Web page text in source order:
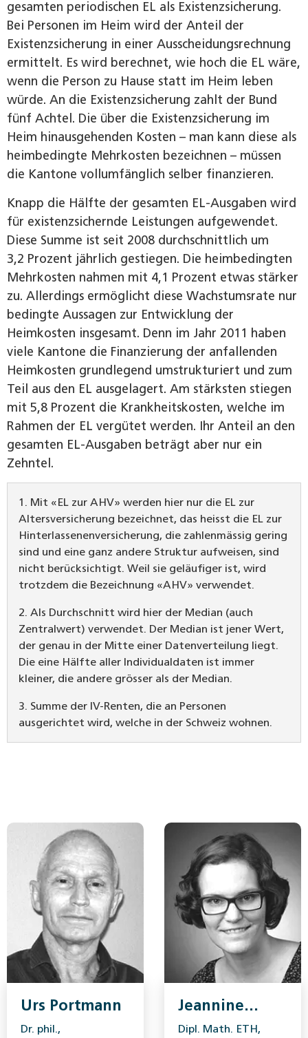
gesamten periodischen EL als Existenzsicherung.
Bei Personen im Heim wird der Anteil der
Existenzsicherung in einer Ausscheidungsrechnung
ermittelt. Es wird berechnet, wie hoch die EL wäre,
wenn die Person zu Hause statt im Heim leben
würde. An die Existenzsicherung zahlt der Bund
fünf Achtel. Die über die Existenzsicherung im
Heim hinausgehenden Kosten – man kann diese als
heimbedingte Mehrkosten bezeichnen – müssen
die Kantone vollumfänglich selber finanzieren.
Knapp die Hälfte der gesamten EL-Ausgaben wird
für existenzsichernde Leistungen aufgewendet.
Diese Summe ist seit 2008 durchschnittlich um
3,2 Prozent jährlich gestiegen. Die heimbedingten
Mehrkosten nahmen mit 4,1 Prozent etwas stärker
zu. Allerdings ermöglicht diese Wachstumsrate nur
bedingte Aussagen zur Entwicklung der
Heimkosten insgesamt. Denn im Jahr 2011 haben
viele Kantone die Finanzierung der anfallenden
Heimkosten grundlegend umstrukturiert und zum
Teil aus den EL ausgelagert. Am stärksten stiegen
mit 5,8 Prozent die Krankheitskosten, welche im
Rahmen der EL vergütet werden. Ihr Anteil an den
gesamten EL-Ausgaben beträgt aber nur ein
Zehntel.
1. Mit «EL zur AHV» werden hier nur die EL zur
Altersversicherung bezeichnet, das heisst die EL zur
Hinterlassenenversicherung, die zahlenmässig gering
sind und eine ganz andere Struktur aufweisen, sind
nicht berücksichtigt. Weil sie geläufiger ist, wird
trotzdem die Bezeichnung «AHV» verwendet.
2. Als Durchschnitt wird hier der Median (auch
Zentralwert) verwendet. Der Median ist jener Wert,
der genau in der Mitte einer Datenverteilung liegt.
Die eine Hälfte aller Individualdaten ist immer
kleiner, die andere grösser als der Median.
3. Summe der IV-Renten, die an Personen
ausgerichtet wird, welche in der Schweiz wohnen.
Urs Portmann
Dr. phil.,
Jeannine
Röthlin
Dipl. Math. ETH,